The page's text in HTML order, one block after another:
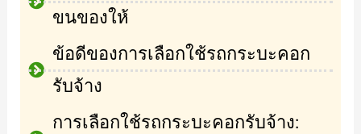
ขนของให้
ข้อดีของการเลือกใช้รถกระบะคอก
รับจ้าง
การเลือกใช้รถกระบะคอกรับจ้าง: